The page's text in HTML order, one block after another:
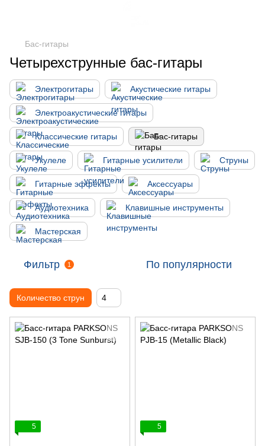
Бас-гитары
Четырехструнные бас-гитары
Электрогитары Акустические гитары
Электроакустические гитары
Классические гитары Бас-гитары
Укулеле Гитарные усилители Струны
Гитарные эффекты Аксессуары
Аудиотехника Клавишные инструменты
Мастерская
Фильтр 1 По популярности
Количество струн 4
5 5